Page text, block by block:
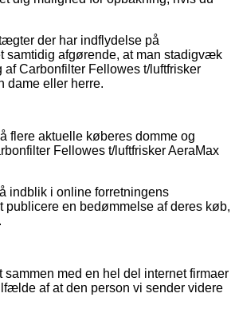
der har indflydelse på
samtidig afgørende, at man stadigvæk
Carbonfilter Fellowes t/luftfrisker
dame eller herre.
flere aktuelle køberes domme og
Fellowes t/luftfrisker AeraMax
indblik i online forretningens
publicere en bedømmelse af deres køb,
med en hel del internet firmaer
af at den person vi sender videre